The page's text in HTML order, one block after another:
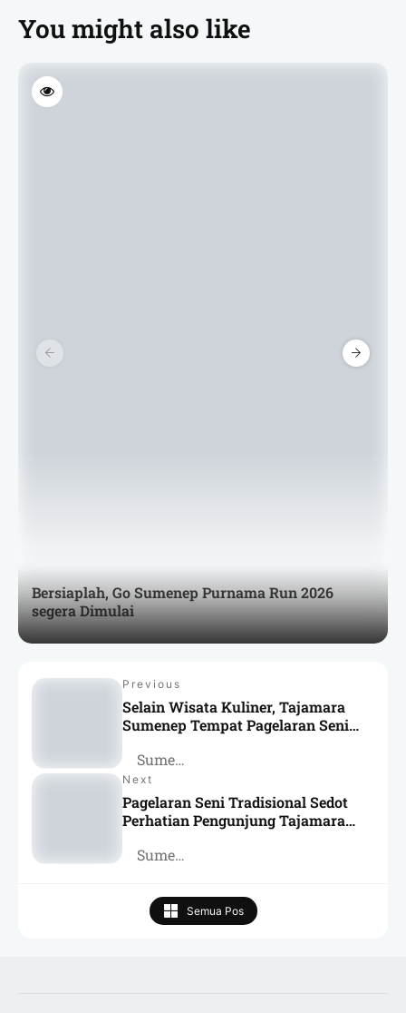
You might also like
Bersiaplah, Go Sumenep Purnama Run 2026
segera Dimulai
Previous
Selain Wisata Kuliner, Tajamara
Sumenep Tempat Pagelaran Seni
Sumenep
Semua Pos
Next
Pagelaran Seni Tradisional Sedot
Perhatian Pengunjung Tajamara
Sumenep